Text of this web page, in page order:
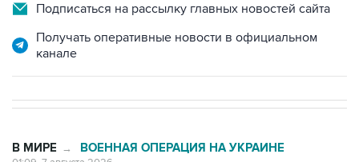
Подписаться на рассылку главных новостей сайта
Получать оперативные новости в официальном
канале
В МИРЕ → ВОЕННАЯ ОПЕРАЦИЯ НА УКРАИНЕ